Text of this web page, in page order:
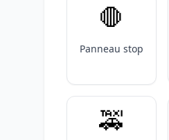
🛑
Panneau stop
🚕